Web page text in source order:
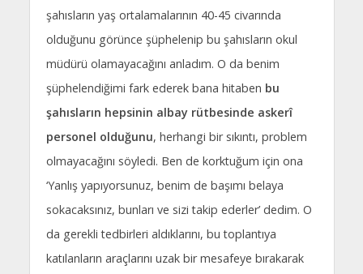
şahısların yaş ortalamalarının 40-45 civarında
olduğunu görünce şüphelenip bu şahısların okul
müdürü olamayacağını anladım. O da benim
şüphelendiğimi fark ederek bana hitaben bu
şahısların hepsinin albay rütbesinde askerî
personel olduğunu, herhangi bir sıkıntı, problem
olmayacağını söyledi. Ben de korktuğum için ona
‘Yanlış yapıyorsunuz, benim de başımı belaya
sokacaksınız, bunları ve sizi takip ederler’ dedim. O
da gerekli tedbirleri aldıklarını, bu toplantıya
katılanların araçlarını uzak bir mesafeye bırakarak